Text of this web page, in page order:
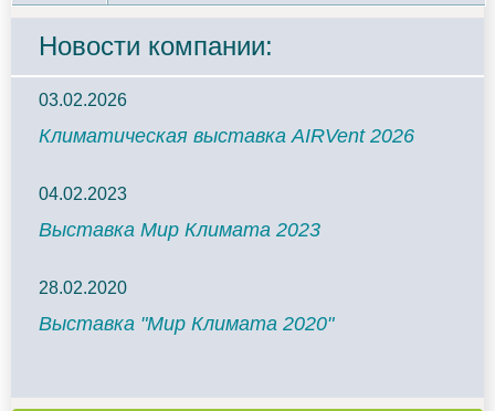
Новости компании:
03.02.2026
Климатическая выставка AIRVent 2026
04.02.2023
Выставка Мир Климата 2023
28.02.2020
Выставка "Мир Климата 2020"